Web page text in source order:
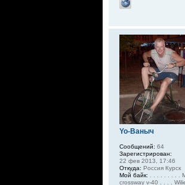
Yo-Ваныч
Сообщений: 64
Зарегистрирован:
22 фев 2013, 17:46
Откуда: Россия Курск
Мой байк: . . . . . . . . .
crossway v-40 . . . .